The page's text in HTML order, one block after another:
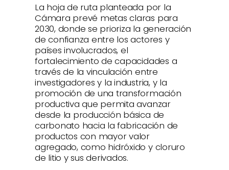
La hoja de ruta planteada por la
Cámara prevé metas claras para
2030, donde se prioriza la generación
de confianza entre los actores y
países involucrados, el
fortalecimiento de capacidades a
través de la vinculación entre
investigadores y la industria, y la
promoción de una transformación
productiva que permita avanzar
desde la producción básica de
carbonato hacia la fabricación de
productos con mayor valor
agregado, como hidróxido y cloruro
de litio y sus derivados.